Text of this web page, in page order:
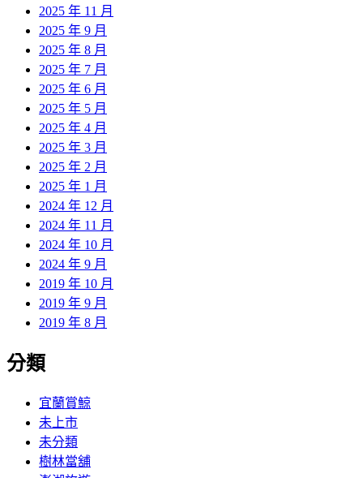
2025 年 11 月
2025 年 9 月
2025 年 8 月
2025 年 7 月
2025 年 6 月
2025 年 5 月
2025 年 4 月
2025 年 3 月
2025 年 2 月
2025 年 1 月
2024 年 12 月
2024 年 11 月
2024 年 10 月
2024 年 9 月
2019 年 10 月
2019 年 9 月
2019 年 8 月
分類
宜蘭賞鯨
未上市
未分類
樹林當舖